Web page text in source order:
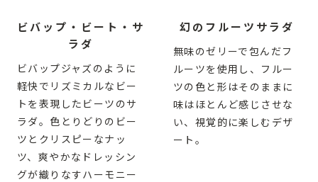
ビバップ・ビート・サ
ラダ
ビバップジャズのように
軽快でリズミカルなビー
トを表現したビーツのサ
ラダ。色とりどりのビー
ツとクリスピーなナッ
ツ、爽やかなドレッシン
グが織りなすハーモニー
幻のフルーツサラダ
無味のゼリーで包んだフ
ルーツを使用し、フルー
ツの色と形はそのままに
味はほとんど感じさせな
い、視覚的に楽しむデザ
ート。